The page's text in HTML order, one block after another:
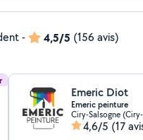
- 4,5/5 (156 avis)
Emeric Diot
Emeric peinture
Ciry-Salsogne
4,6/5 (17